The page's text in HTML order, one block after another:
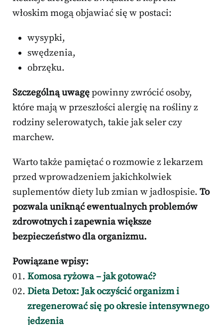
włoskim mogą objawiać się w postaci:
wysypki,
swędzenia,
obrzęku.
Szczególną uwagępowinny zwrócić osoby,
które mają w przeszłości alergię na rośliny z
rodziny selerowatych, takie jak seler czy
marchew.
Warto także pamiętać o rozmowie z lekarzem
przed wprowadzeniem jakichkolwiek
suplementów diety lub zmian w jadłospisie. To
pozwala uniknąć ewentualnych problemów
zdrowotnych i zapewnia większe
bezpieczeństwo dla organizmu.
Powiązane wpisy:
Komosa ryżowa – jak gotować?
Dieta Detox: Jak oczyścić organizm i
zregenerować się po okresie intensywnego
jedzenia